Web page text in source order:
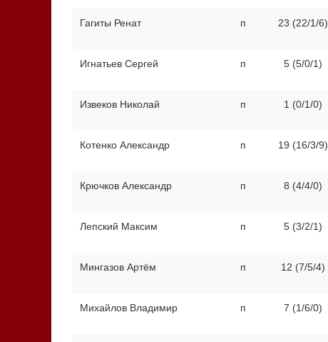
Гагиты Ренат п 23 (22/1/6)
Игнатьев Сергей п 5 (5/0/1)
Извеков Николай п 1 (0/1/0)
Котенко Александр п 19 (16/3/9)
Крючков Александр п 8 (4/4/0)
Лепский Максим п 5 (3/2/1)
Мингазов Артём п 12 (7/5/4)
Михайлов Владимир п 7 (1/6/0)